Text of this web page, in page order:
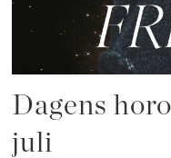
Dagens
juli